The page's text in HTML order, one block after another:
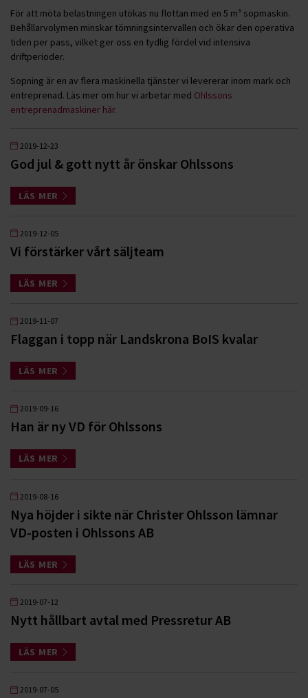
För att möta belastningen utökas nu flottan med en 5 m³ sopmaskin.
Behållarvolymen minskar tömningsintervallen och ökar den operativa
tiden per pass, vilket ger oss en tydlig fördel vid intensiva
driftperioder.
Sopning är en av flera maskinella tjänster vi levererar inom mark och
entreprenad. Läs mer om hur vi arbetar med Ohlssons
entreprenadmaskiner här.
2019-12-23
God jul & gott nytt år önskar Ohlssons
LÄS MER
2019-12-05
Vi förstärker vårt säljteam
LÄS MER
2019-11-07
Flaggan i topp när Landskrona BoIS kvalar
LÄS MER
2019-09-16
Han är ny VD för Ohlssons
LÄS MER
2019-08-16
Nya höjder i sikte när Christer Ohlsson lämnar
VD-posten i Ohlssons AB
LÄS MER
2019-07-12
Nytt hållbart avtal med Pressretur AB
LÄS MER
2019-07-05